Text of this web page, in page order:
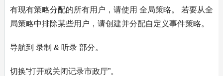
有现有策略分配的所有用户，请使用 全局策略。 若要从全
局策略中排除某些用户，请创建并分配自定义事件策略。
导航到 录制 & 听录 部分。
切换“打开或关闭记录市政厅”。